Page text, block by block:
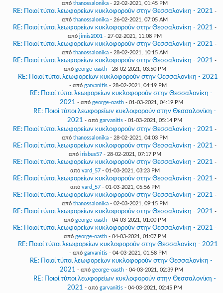
από thanossalonika - 22-02-2021, 01:45 PM
RE: Ποιοί τύποι λεωφορείων κυκλοφορούν στην Θεσσαλονίκη - 2021 -
από thanossalonika - 26-02-2021, 07:05 AM
RE: Ποιοί τύποι λεωφορείων κυκλοφορούν στην Θεσσαλονίκη - 2021 -
από jimis2001 - 27-02-2021, 11:08 PM
RE: Ποιοί τύποι λεωφορείων κυκλοφορούν στην Θεσσαλονίκη - 2021 -
από thanossalonika - 28-02-2021, 10:15 AM
RE: Ποιοί τύποι λεωφορείων κυκλοφορούν στην Θεσσαλονίκη - 2021 -
από george-oasth- 28-02-2021, 03:50 PM
RE: Ποιοί τύποι λεωφορείων κυκλοφορούν στην Θεσσαλονίκη - 2021
- από garvanitis - 28-02-2021, 04:19 PM
RE: Ποιοί τύποι λεωφορείων κυκλοφορούν στην Θεσσαλονίκη -
2021 - από george-oasth- 01-03-2021, 04:19 PM
RE: Ποιοί τύποι λεωφορείων κυκλοφορούν στην Θεσσαλονίκη -
2021 - από garvanitis- 01-03-2021, 05:14 PM
RE: Ποιοί τύποι λεωφορείων κυκλοφορούν στην Θεσσαλονίκη - 2021 -
από thanossalonika - 28-02-2021, 04:03 PM
RE: Ποιοί τύποι λεωφορείων κυκλοφορούν στην Θεσσαλονίκη - 2021 -
από irisbus57- 28-02-2021, 07:17 PM
RE: Ποιοί τύποι λεωφορείων κυκλοφορούν στην Θεσσαλονίκη - 2021 -
από vard_57- 01-03-2021, 03:23 PM
RE: Ποιοί τύποι λεωφορείων κυκλοφορούν στην Θεσσαλονίκη - 2021 -
από vard_57- 01-03-2021, 05:56 PM
RE: Ποιοί τύποι λεωφορείων κυκλοφορούν στην Θεσσαλονίκη - 2021 -
από thanossalonika - 02-03-2021, 09:15 PM
RE: Ποιοί τύποι λεωφορείων κυκλοφορούν στην Θεσσαλονίκη - 2021 -
από george-oasth- 04-03-2021, 01:00 PM
RE: Ποιοί τύποι λεωφορείων κυκλοφορούν στην Θεσσαλονίκη - 2021 -
από george-oasth- 04-03-2021, 01:07 PM
RE: Ποιοί τύποι λεωφορείων κυκλοφορούν στην Θεσσαλονίκη - 2021
- από garvanitis - 04-03-2021, 01:58 PM
RE: Ποιοί τύποι λεωφορείων κυκλοφορούν στην Θεσσαλονίκη -
2021 - από george-oasth- 04-03-2021, 02:39 PM
RE: Ποιοί τύποι λεωφορείων κυκλοφορούν στην Θεσσαλονίκη -
2021 - από garvanitis- 04-03-2021, 02:45 PM